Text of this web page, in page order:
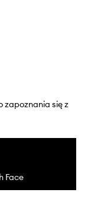
zapoznania się z
Face